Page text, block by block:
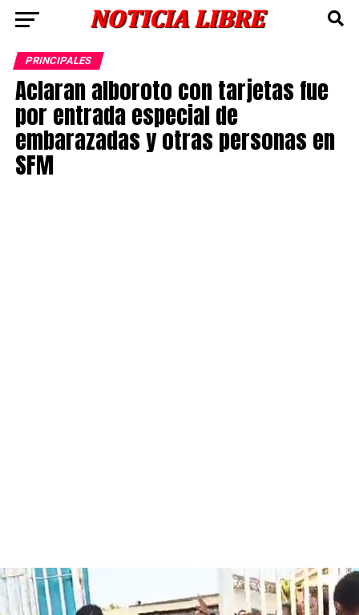
PRINCIPALES
Aclaran alboroto con tarjetas fue
por entrada especial de
embarazadas y otras personas en
SFM